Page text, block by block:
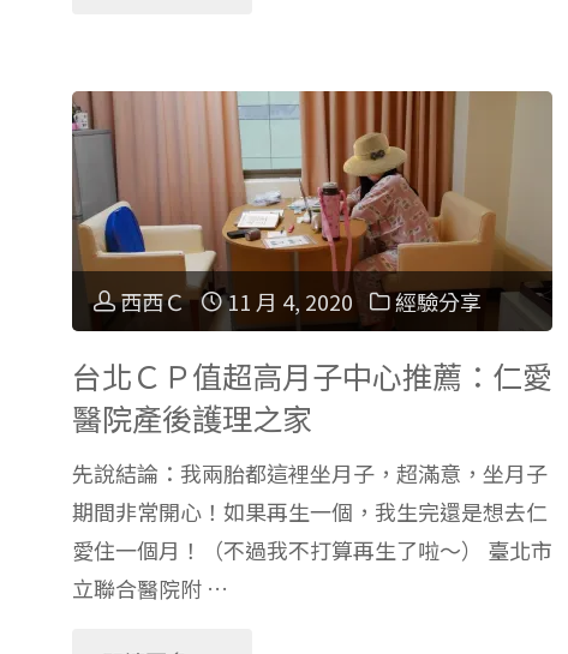
的
樹
葉
系
列
動"
的
時
間】
Podcast
使
用
方
法
西西Ｃ 11 月 4, 2020 經驗分享
台北ＣＰ值超高月子中心推薦：仁愛
醫院產後護理之家
先說結論：我兩胎都這裡坐月子，超滿意，坐月子
期間非常開心！如果再生一個，我生完還是想去仁
愛住一個月！（不過我不打算再生了啦～） 臺北市
立聯合醫院附 …